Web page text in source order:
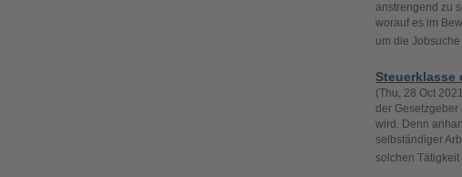
anstrengend zu
worauf es im
um die
Steuerklasse
(Thu, 28 Oct
der Gesetzgeber
wird. Denn
selbständiger
solchen